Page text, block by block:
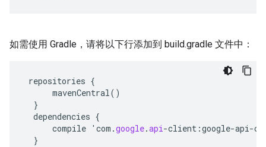
如需使用 Gradle，请将以下行添加到 build.gradle 文件中：
repositories {
mavenCentral()
}
dependencies {
compile ' com .google.api-client :google-api-
}